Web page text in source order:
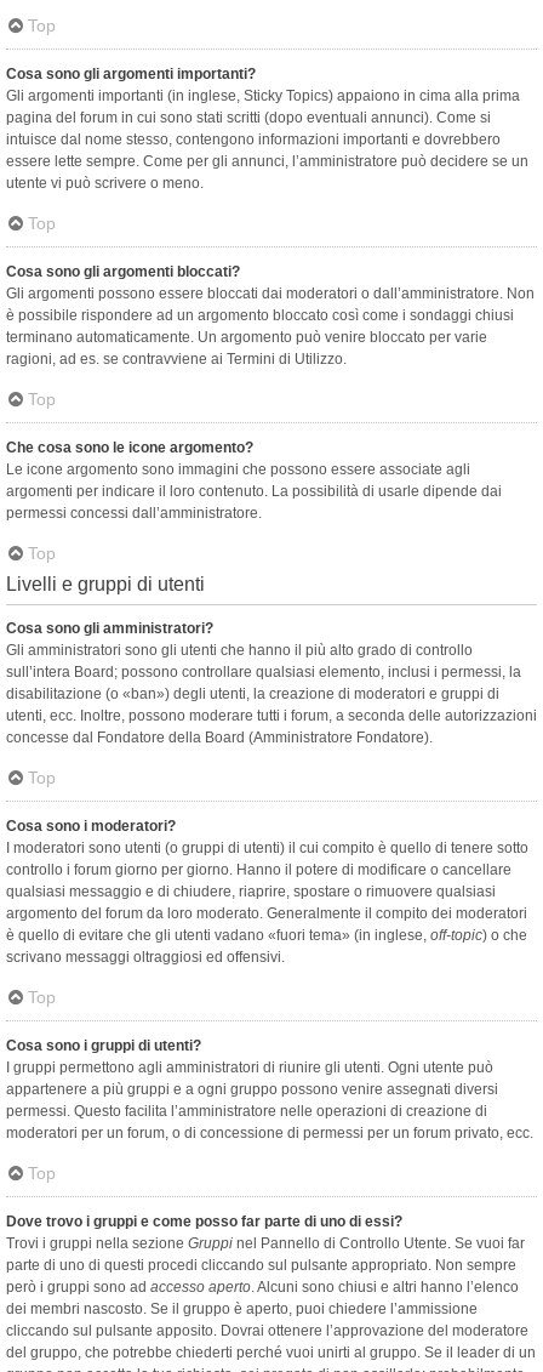
Top
Cosa sono gli argomenti importanti?
Gli argomenti importanti (in inglese, Sticky Topics) appaiono in cima alla prima
pagina del forum in cui sono stati scritti (dopo eventuali annunci). Come si
intuisce dal nome stesso, contengono informazioni importanti e dovrebbero
essere lette sempre. Come per gli annunci, l’amministratore può decidere se un
utente vi può scrivere o meno.
Top
Cosa sono gli argomenti bloccati?
Gli argomenti possono essere bloccati dai moderatori o dall’amministratore. Non
è possibile rispondere ad un argomento bloccato così come i sondaggi chiusi
terminano automaticamente. Un argomento può venire bloccato per varie
ragioni, ad es. se contravviene ai Termini di Utilizzo.
Top
Che cosa sono le icone argomento?
Le icone argomento sono immagini che possono essere associate agli
argomenti per indicare il loro contenuto. La possibilità di usarle dipende dai
permessi concessi dall’amministratore.
Top
Livelli e gruppi di utenti
Cosa sono gli amministratori?
Gli amministratori sono gli utenti che hanno il più alto grado di controllo
sull’intera Board; possono controllare qualsiasi elemento, inclusi i permessi, la
disabilitazione (o «ban») degli utenti, la creazione di moderatori e gruppi di
utenti, ecc. Inoltre, possono moderare tutti i forum, a seconda delle autorizzazioni
concesse dal Fondatore della Board (Amministratore Fondatore).
Top
Cosa sono i moderatori?
I moderatori sono utenti (o gruppi di utenti) il cui compito è quello di tenere sotto
controllo i forum giorno per giorno. Hanno il potere di modificare o cancellare
qualsiasi messaggio e di chiudere, riaprire, spostare o rimuovere qualsiasi
argomento del forum da loro moderato. Generalmente il compito dei moderatori
è quello di evitare che gli utenti vadano «fuori tema» (in inglese, off-topic) o che
scrivano messaggi oltraggiosi ed offensivi.
Top
Cosa sono i gruppi di utenti?
I gruppi permettono agli amministratori di riunire gli utenti. Ogni utente può
appartenere a più gruppi e a ogni gruppo possono venire assegnati diversi
permessi. Questo facilita l’amministratore nelle operazioni di creazione di
moderatori per un forum, o di concessione di permessi per un forum privato, ecc.
Top
Dove trovo i gruppi e come posso far parte di uno di essi?
Trovi i gruppi nella sezione Gruppi nel Pannello di Controllo Utente. Se vuoi far
parte di uno di questi procedi cliccando sul pulsante appropriato. Non sempre
però i gruppi sono ad accesso aperto. Alcuni sono chiusi e altri hanno l’elenco
dei membri nascosto. Se il gruppo è aperto, puoi chiedere l’ammissione
cliccando sul pulsante apposito. Dovrai ottenere l’approvazione del moderatore
del gruppo, che potrebbe chiederti perché vuoi unirti al gruppo. Se il leader di un